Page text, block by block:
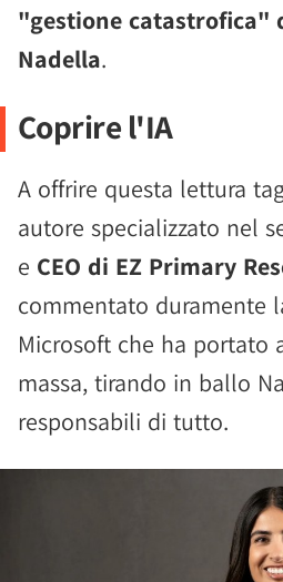
"gestione catastrofica"
Nadella.
Coprire l'IA
A offrire questa lettura
autore specializzato nel
e CEO di EZ Primary
commentato duramente
Microsoft che ha portato
massa, tirando in ballo
responsabili di tutto.